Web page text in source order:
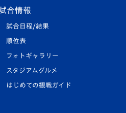
合情報
試合日程/結果
順位表
フォトギャラリー
スタジアムグルメ
はじめての観戦ガイド